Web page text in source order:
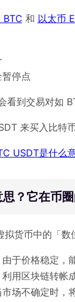
BTC 和 以太币
停点
看到交易对如
来买入比特币
USDT是什么
？它在币
货币中的「数
于价格稳定，
用区块链转帐
场不确定时，